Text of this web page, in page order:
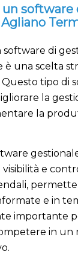
software
software di
è una scelta
Questo tipo di
la
la
e
e in
importante
in un